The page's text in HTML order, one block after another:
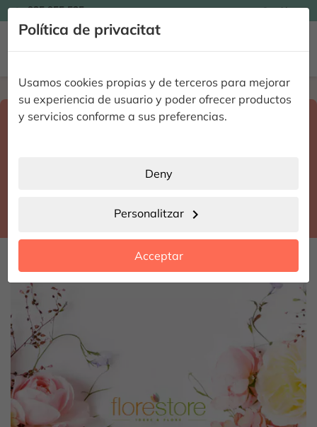
Política de privacitat
Usamos cookies propias y de terceros para mejorar
su experiencia de usuario y poder ofrecer productos
y servicios conforme a sus preferencias.
Deny
Personalitzar chevron_right
Acceptar
935 955 525 Catalán
 
Home Enviar flores a domicilio Lleida
Select destination and delivery date